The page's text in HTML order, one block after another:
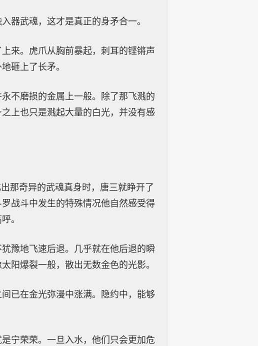
器武魂，这才是真正的身矛合一。
来。虎爪从胸前暴起，刺耳的铿锵声
砸上了长矛。
不磨损的金属上一般。除了那飞溅的
上也只是溅起大量的白光，并没有感
那奇异的武魂真身时，唐三就睁开了
战斗中发生的特殊情况他自然感受得
。
豫地飞速后退。几乎就在他后退的瞬
阳爆裂一般，散出无数金色的光影。
已在金光弥漫中涨满。隐约中，能够
宁荣荣。一旦入水，他们只会更加危